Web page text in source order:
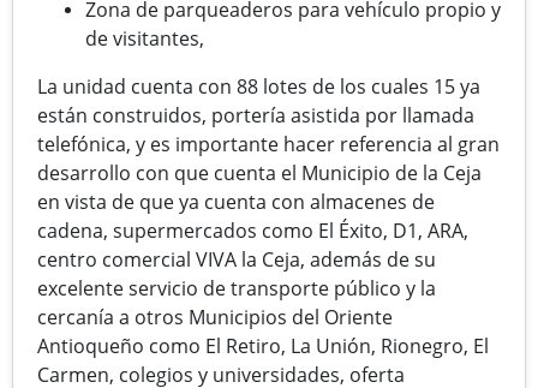
Zona de parqueaderos para vehículo propio y
de visitantes,
La unidad cuenta con 88 lotes de los cuales 15 ya
están construidos, portería asistida por llamada
telefónica, y es importante hacer referencia al gran
desarrollo con que cuenta el Municipio de la Ceja
en vista de que ya cuenta con almacenes de
cadena, supermercados como El Éxito, D1, ARA,
centro comercial VIVA la Ceja, además de su
excelente servicio de transporte público y la
cercanía a otros Municipios del Oriente
Antioqueño como El Retiro, La Unión, Rionegro, El
Carmen, colegios y universidades, oferta